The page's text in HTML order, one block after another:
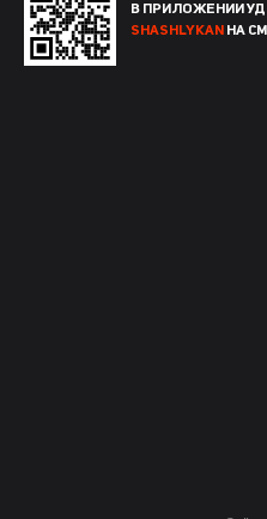
В ПРИЛОЖЕНИИ
SHASHLYKAN НА